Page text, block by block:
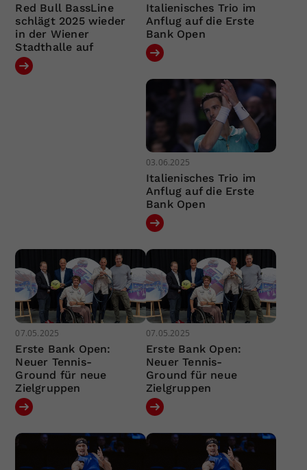
Red Bull BassLine
schlägt 2025 wieder
in der Wiener
Stadthalle auf
Italienisches Trio im
Anflug auf die Erste
Bank Open
03.06.2025
Italienisches Trio im
Anflug auf die Erste
Bank Open
07.05.2025
Erste Bank Open:
Neuer Tennis-
Ground für neue
Zielgruppen
07.05.2025
Erste Bank Open:
Neuer Tennis-
Ground für neue
Zielgruppen